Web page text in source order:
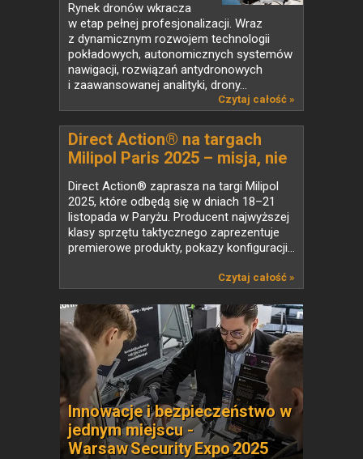
Rynek dronów wkracza
w etap pełnej profesjonalizacji. Wraz
z dynamicznym rozwojem technologii
pokładowych, autonomicznych systemów
nawigacji, rozwiązań antydronowych
i zaawansowanej analityki, drony...
Czytaj całość »
Direct Action® na targach
Milipol Paris 2025 – misja, nie
rutyna
Direct Action® zaprasza na targi Milipol
2025, które odbędą się w dniach 18–21
listopada w Paryżu. Producent najwyższej
klasy sprzętu taktycznego zaprezentuje
premierowe produkty, pokazy konfiguracji...
Czytaj całość »
Innowacje i bezpieczeństwo w
jednym miejscu -
Warsaw Security Expo 2025